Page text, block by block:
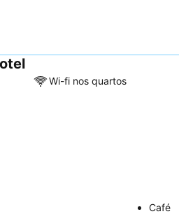
Wi-fi nos quartos
Café